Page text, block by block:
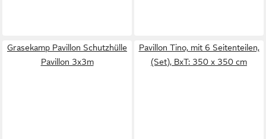
Grasekamp Pavillon Schutzhülle
Pavillon 3x3m
Pavillon Tino, mit 6 Seitenteilen,
(Set), BxT: 350 x 350 cm